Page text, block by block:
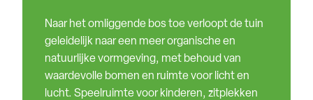
Naar het omliggende bos toe verloopt de tuin
geleidelijk naar een meer organische en
natuurlijke vormgeving, met behoud van
waardevolle bomen en ruimte voor licht en
lucht. Speelruimte voor kinderen, zitplekken